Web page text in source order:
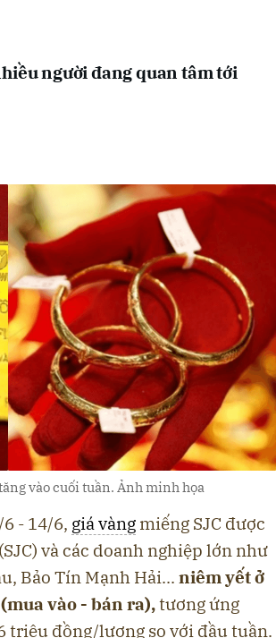
người đang quan tâm tới
vào cuối tuần. Ảnh minh họa
- 14/6, giá vàng miếng SJC được
và các doanh nghiệp lớn như
Bảo Tín Mạnh Hải... niêm yết ở
vào - bán ra),tương ứng
triệu đồng/lượng so với đầu tuần.